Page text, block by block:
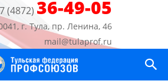
(4872) 36-49-05
г. Тула, пр. Ленина, 46
mail@tulaprof.ru